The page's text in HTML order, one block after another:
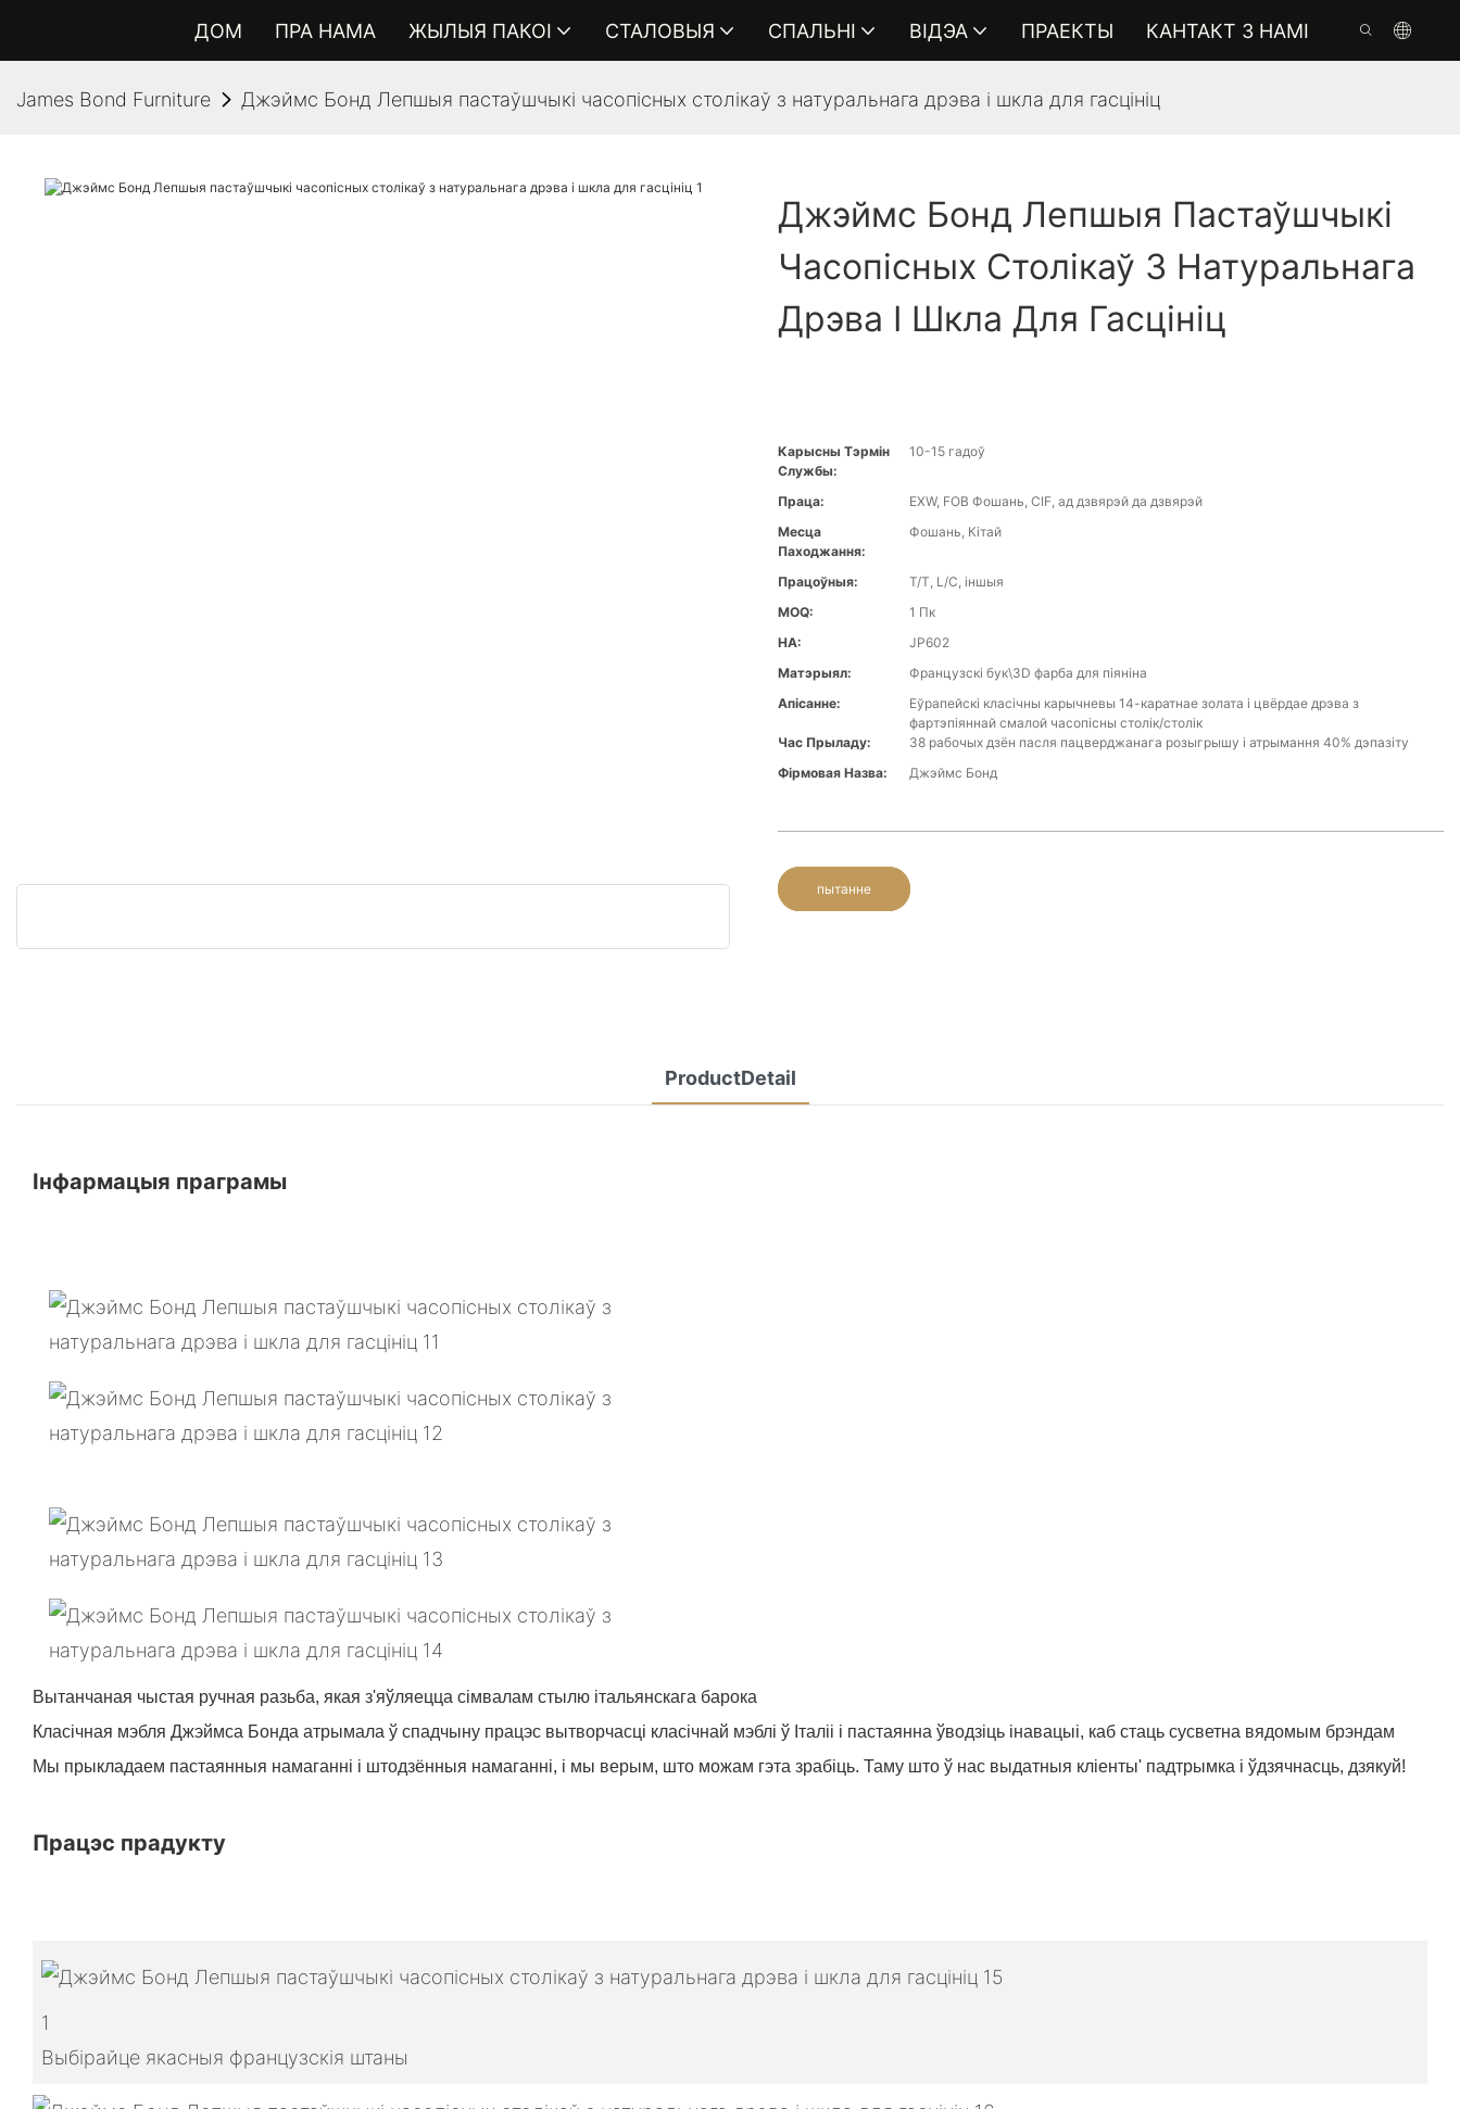
ДОМ ПРА НАМА ЖЫЛЫЯ ПАКОІ СТАЛОВЫЯ СПАЛЬНІ ВІДЭА ПРАЕКТЫ КАНТАКТ З НАМІ
James Bond Furniture Джэймс Бонд Лепшыя пастаўшчыкі часопісных столікаў з натуральнага дрэва і шкла для гасцініц
Джэймс Бонд Лепшыя Пастаўшчыкі
Часопісных Столікаў З Натуральнага
Дрэва І Шкла Для Гасцініц
Карысны Тэрмін
Службы:
10-15 гадоў
Праца:
EXW, FOB Фошань, CIF, ад дзвярэй да дзвярэй
Месца
Паходжання:
Фошань, Кітай
Працоўныя:
T/T, L/C, іншыя
MOQ:
1 Пк
НА:
JP602
Матэрыял:
Французскі бук\3D фарба для піяніна
Апісанне:
Еўрапейскі класічны карычневы 14-каратнае золата і цвёрдае дрэва з
фартэпіяннай смалой часопісны столік/столік
Час Прыладу:
38 рабочых дзён пасля пацверджанага розыгрышу і атрымання 40% дэпазіту
Фірмовая Назва:
Джэймс Бонд
пытанне
ProductDetail
Інфармацыя праграмы
Вытанчаная чыстая ручная разьба, якая з'яўляецца сімвалам стылю італьянскага барока
Класічная мэбля Джэймса Бонда атрымала ў спадчыну працэс вытворчасці класічнай мэблі ў Італіі і пастаянна ўводзіць інавацыі, каб стаць сусветна вядомым брэндам
Мы прыкладаем пастаянныя намаганні і штодзённыя намаганні, і мы верым, што можам гэта зрабіць. Таму што ў нас выдатныя кліенты' падтрымка і ўдзячнасць, дзякуй!
Працэс прадукту
1
Выбірайце якасныя французскія штаны